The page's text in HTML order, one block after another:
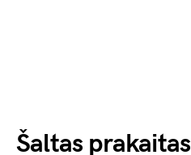
Šaltas prakaitas